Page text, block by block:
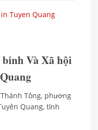
Tuyen Quang
Và Xã hội
Tông, phường
Quang, tỉnh